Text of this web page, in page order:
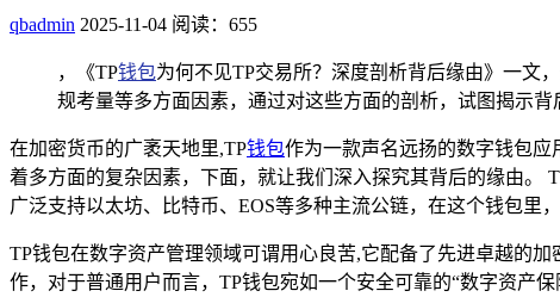
qbadmin 2025-11-04 阅读：655
，《TP钱包为何不见TP交易所？深度剖析背后缘由》一文
规考量等多方面因素，通过对这些方面的剖析，试图揭示
在加密货币的广袤天地里,TP钱包作为一款声名远扬的数字钱包
着多方面的复杂因素，下面，就让我们深入探究其背后的缘由。
广泛支持以太坊、比特币、EOS等多种主流公链，在这个钱包里
TP钱包在数字资产管理领域可谓用心良苦,它配备了先进卓越的
作，对于普通用户而言，TP钱包宛如一个安全可靠的“数字资产